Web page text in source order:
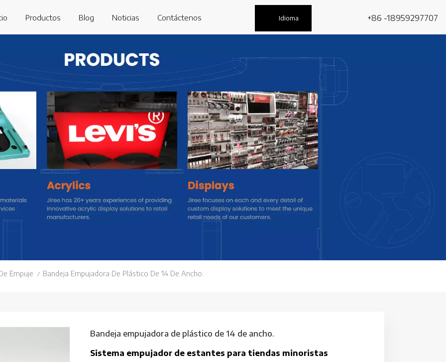
+86 -18959297707
Idioma
Productos Blog Noticias Contáctenos
Empuje / Bandeja Empujadora De Plástico De 14 De Ancho.
Bandeja empujadora de plástico de 14 de ancho.
Sistema empujador de estantes para tiendas minoristas